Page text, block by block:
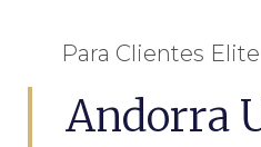
Para Clientes Elite
Andorra